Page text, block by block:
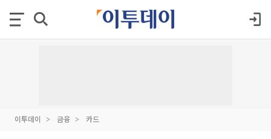
이투데이 금융 카드